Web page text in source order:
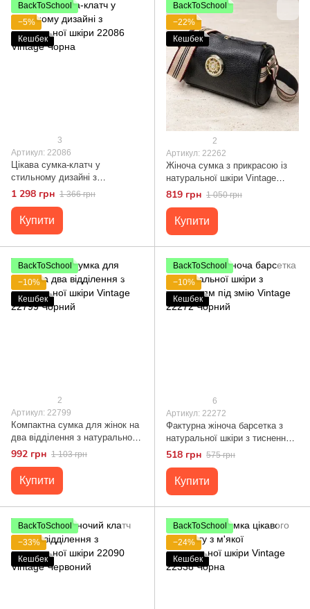
BackToSchool
−5%
Кешбек
3
Артикул: 22086
Цікава сумка-клатч у
стильному дизайні з
натуральної шкіри 22086
Vintage Чорна
1 298 грн 1 366 грн
Купити
BackToSchool
−22%
Кешбек
2
Артикул: 22262
Жіноча сумка з прикрасою із
натуральної шкіри Vintage
22262 Чорна
819 грн 1 050 грн
Купити
BackToSchool
−10%
Кешбек
2
Артикул: 22799
Компактна сумка для жінок на
два відділення з натуральної
шкіри Vintage 22799 Чорний
992 грн 1 103 грн
Купити
BackToSchool
−10%
Кешбек
6
Артикул: 22272
Фактурна жіноча барсетка з
натуральної шкіри з тисненням
під змію Vintage 22272 Чорний
518 грн 575 грн
Купити
BackToSchool
−33%
Кешбек
BackToSchool
−24%
Кешбек